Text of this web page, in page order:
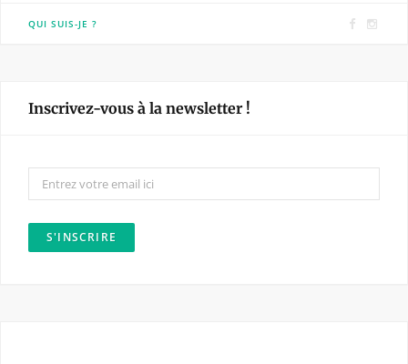
QUI SUIS-JE ?
o
I
r
Inscrivez-vous à la newsletter !